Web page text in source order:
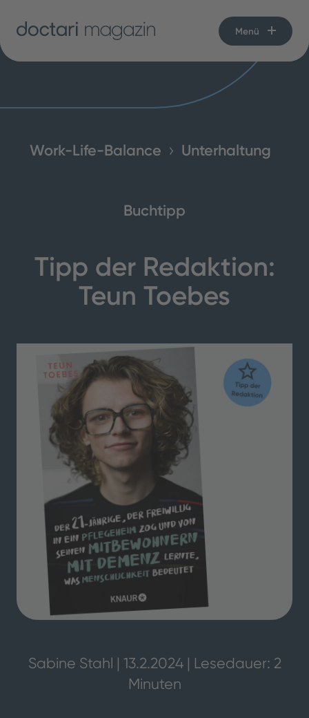
Menü
Work-Life-Balance Unterhaltung
Buchtipp
Tipp der Redaktion:
Teun Toebes
Sabine Stahl | 13.2.2024 | Lesedauer: 2
Minuten